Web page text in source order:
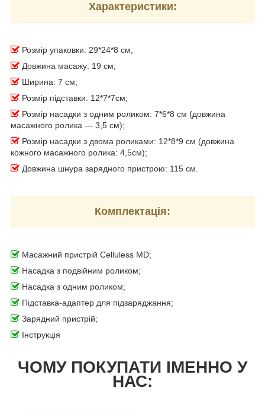
Характеристики:
Розмір упаковки: 29*24*8 см;
Довжина масажу: 19 см;
Ширина: 7 см;
Розмір підставки: 12*7*7см;
Розмір насадки з одним роликом: 7*6*8 см (довжина
масажного ролика — 3,5 см);
Розмір насадки з двома роликами: 12*8*9 см (довжина
кожного масажного ролика: 4,5см);
Довжина шнура зарядного пристрою: 115 см.
Комплектація:
Масажний пристрій Celluless MD;
Насадка з подвійним роликом;
Насадка з одним роликом;
Підставка-адаптер для підзаряджання;
Зарядний пристрій;
Інструкція
ЧОМУ ПОКУПАТИ ІМЕННО У
НАС: